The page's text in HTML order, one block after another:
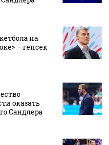
на
— генсек
оказать
Сандлера